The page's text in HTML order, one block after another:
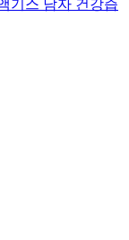
기스 남자 건강즙